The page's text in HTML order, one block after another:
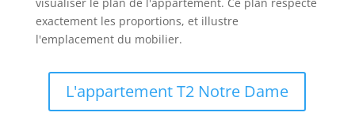
exactement les proportions, et illustre
l'emplacement du mobilier.
L'appartement T2 Notre Dame